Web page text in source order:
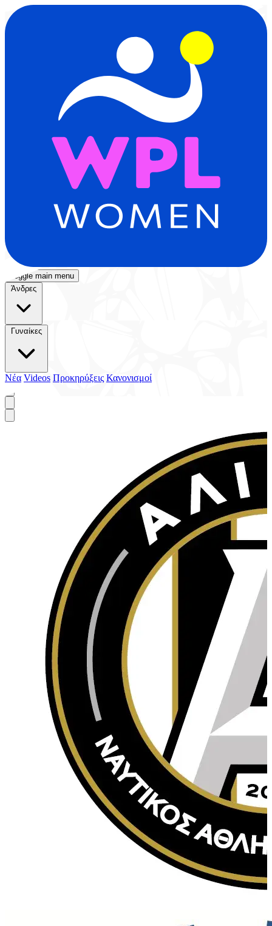
Toggle main menu
Άνδρες
Γυναίκες
Νέα Videos Προκηρύξεις Κανονισμοί